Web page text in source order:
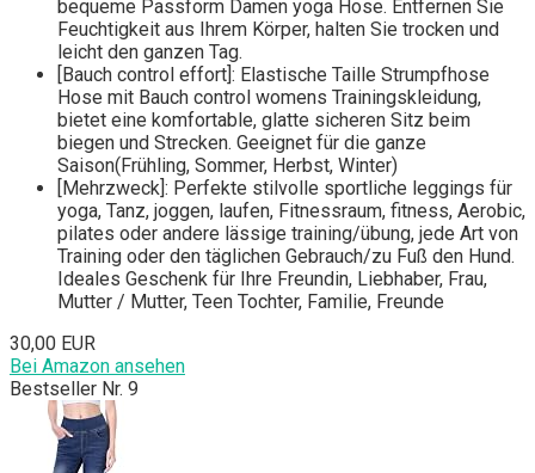
bequeme Passform Damen yoga Hose. Entfernen Sie
Feuchtigkeit aus Ihrem Körper, halten Sie trocken und
leicht den ganzen Tag.
[Bauch control effort]: Elastische Taille Strumpfhose
Hose mit Bauch control womens Trainingskleidung,
bietet eine komfortable, glatte sicheren Sitz beim
biegen und Strecken. Geeignet für die ganze
Saison(Frühling, Sommer, Herbst, Winter)
[Mehrzweck]: Perfekte stilvolle sportliche leggings für
yoga, Tanz, joggen, laufen, Fitnessraum, fitness, Aerobic,
pilates oder andere lässige training/übung, jede Art von
Training oder den täglichen Gebrauch/zu Fuß den Hund.
Ideales Geschenk für Ihre Freundin, Liebhaber, Frau,
Mutter / Mutter, Teen Tochter, Familie, Freunde
30,00 EUR
Bei Amazon ansehen
Bestseller Nr. 9